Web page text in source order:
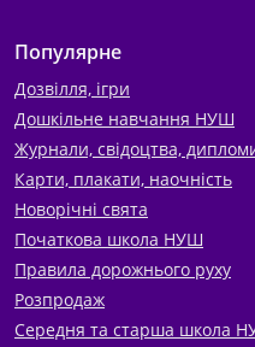
Популярне
Дозвілля, ігри
Дошкільне навчання НУШ
Журнали, свідоцтва,
Карти, плакати, наочність
Новорічні свята
Початкова школа НУШ
Правила дорожнього руху
Розпродаж
Середня та старша школа